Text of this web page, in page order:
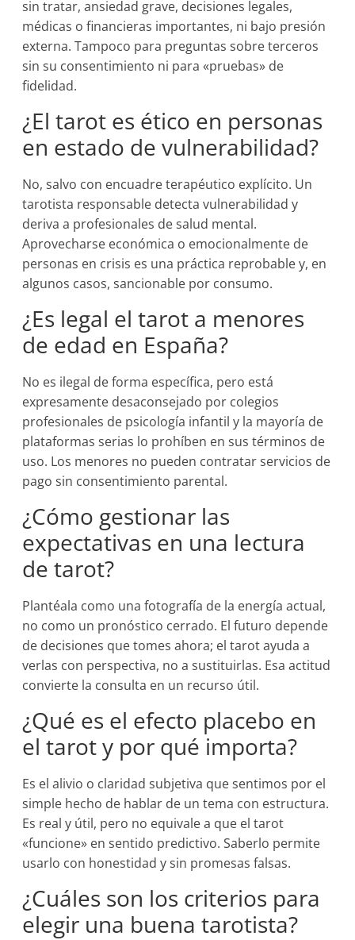
sin tratar, ansiedad grave, decisiones legales,
médicas o financieras importantes, ni bajo presión
externa. Tampoco para preguntas sobre terceros
sin su consentimiento ni para «pruebas» de
fidelidad.
¿El tarot es ético en personas
en estado de vulnerabilidad?
No, salvo con encuadre terapéutico explícito. Un
tarotista responsable detecta vulnerabilidad y
deriva a profesionales de salud mental.
Aprovecharse económica o emocionalmente de
personas en crisis es una práctica reprobable y, en
algunos casos, sancionable por consumo.
¿Es legal el tarot a menores
de edad en España?
No es ilegal de forma específica, pero está
expresamente desaconsejado por colegios
profesionales de psicología infantil y la mayoría de
plataformas serias lo prohíben en sus términos de
uso. Los menores no pueden contratar servicios de
pago sin consentimiento parental.
¿Cómo gestionar las
expectativas en una lectura
de tarot?
Plantéala como una fotografía de la energía actual,
no como un pronóstico cerrado. El futuro depende
de decisiones que tomes ahora; el tarot ayuda a
verlas con perspectiva, no a sustituirlas. Esa actitud
convierte la consulta en un recurso útil.
¿Qué es el efecto placebo en
el tarot y por qué importa?
Es el alivio o claridad subjetiva que sentimos por el
simple hecho de hablar de un tema con estructura.
Es real y útil, pero no equivale a que el tarot
«funcione» en sentido predictivo. Saberlo permite
usarlo con honestidad y sin promesas falsas.
¿Cuáles son los criterios para
elegir una buena tarotista?